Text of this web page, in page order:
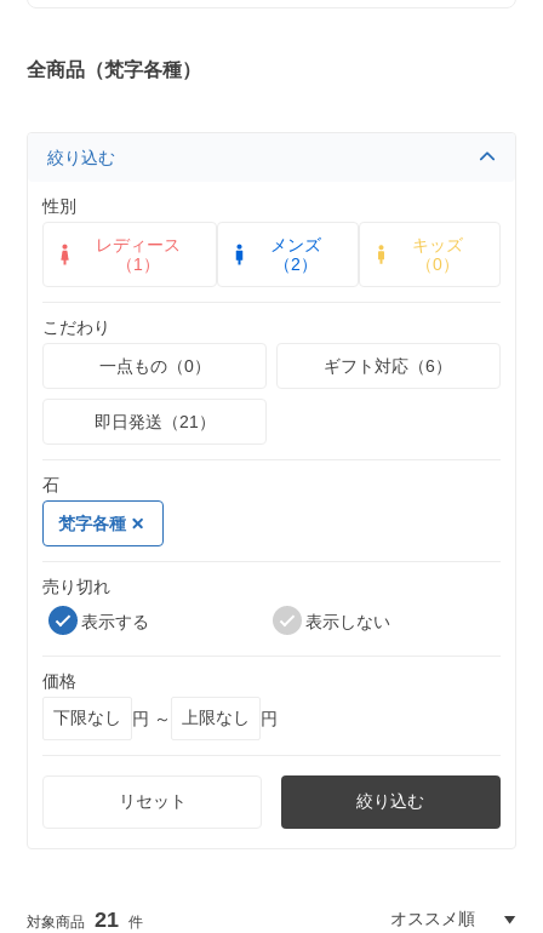
全商品（梵字各種）
絞り込む
性別
レディース
（1）
メンズ
（2）
キッズ
（0）
こだわり
一点もの（0）
ギフト対応（6）
即日発送（21）
石
梵字各種
売り切れ
表示する
表示しない
価格
円 ～
円
リセット 絞り込む
21